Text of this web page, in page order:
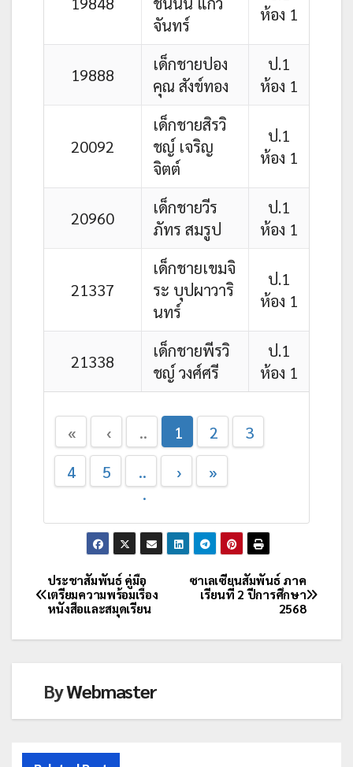
« ‹
..
.
1 2
3
4
5
..
.
› »
จันทร์
ห้อง 1
19888
เด็กชายปอง
คุณ สังข์ทอง
ป.1
ห้อง 1
20092
เด็กชายสิรวิ
ชญ์ เจริญ
จิตต์
ป.1
ห้อง 1
20960
เด็กชายวีร
ภัทร สมรูป
ป.1
ห้อง 1
21337
เด็กชายเขมจิ
ระ บุปผาวาริ
นทร์
ป.1
ห้อง 1
21338
เด็กชายพีรวิ
ชญ์ วงศ์ศรี
ป.1
ห้อง 1
ซาเลเซียนสัมพันธ์ ภาค
เรียนที่ 2 ปีการศึกษา
2568
ประชาสัมพันธ์ คู่มือ
เตรียมความพร้อมเรื่อง
หนังสือและสมุดเรียน
ByWebmaster